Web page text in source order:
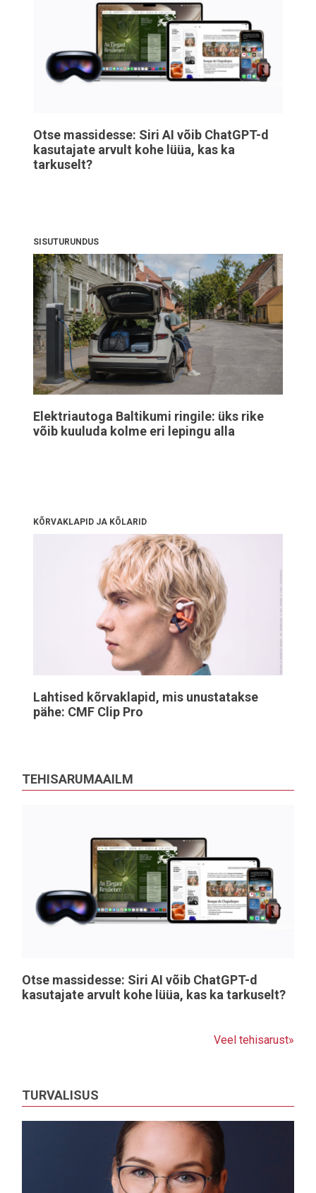
Otse massidesse: Siri AI võib ChatGPT-d
kasutajate arvult kohe lüüa, kas ka
tarkuselt?
SISUTURUNDUS
Elektriautoga Baltikumi ringile: üks rike
võib kuuluda kolme eri lepingu alla
KÕRVAKLAPID JA KÕLARID
Lahtised kõrvaklapid, mis unustatakse
pähe: CMF Clip Pro
TEHISARUMAAILM
Otse massidesse: Siri AI võib ChatGPT-d
kasutajate arvult kohe lüüa, kas ka tarkuselt?
Veel tehisarust»
TURVALISUS